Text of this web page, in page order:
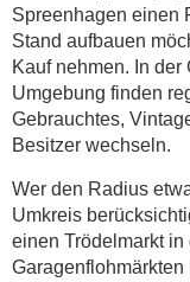
Spreenhagen einen
Stand aufbauen
Kauf nehmen. In
Umgebung finden
Gebrauchtes,
Besitzer wechseln.
Wer den Radius
Umkreis
einen Trödelmarkt